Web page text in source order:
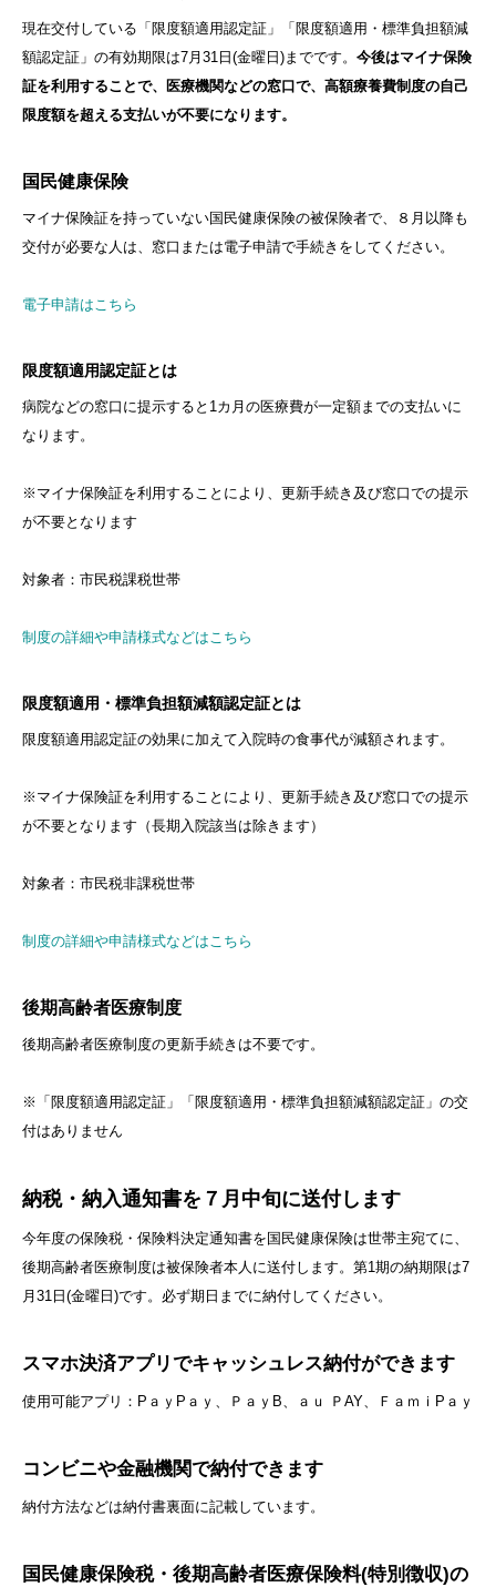
現在交付している「限度額適用認定証」「限度額適用・標準負担額減
額認定証」の有効期限は7月31日(金曜日)までです。 今後はマイナ保険
証を利用することで、医療機関などの窓口で、高額療養費制度の自己
限度額を超える支払いが不要になります。
国民健康保険
マイナ保険証を持っていない国民健康保険の被保険者で、８月以降も
交付が必要な人は、窓口または電子申請で手続きをしてください。
電子申請はこちら
限度額適用認定証とは
病院などの窓口に提示すると1カ月の医療費が一定額までの支払いに
なります。
※マイナ保険証を利用することにより、更新手続き及び窓口での提示
が不要となります
対象者：市民税課税世帯
制度の詳細や申請様式などはこちら
限度額適用・標準負担額減額認定証とは
限度額適用認定証の効果に加えて入院時の食事代が減額されます。
※マイナ保険証を利用することにより、更新手続き及び窓口での提示
が不要となります（長期入院該当は除きます）
対象者：市民税非課税世帯
制度の詳細や申請様式などはこちら
後期高齢者医療制度
後期高齢者医療制度の更新手続きは不要です。
※「限度額適用認定証」「限度額適用・標準負担額減額認定証」の交
付はありません
納税・納入通知書を７月中旬に送付します
今年度の保険税・保険料決定通知書を国民健康保険は世帯主宛てに、
後期高齢者医療制度は被保険者本人に送付します。第1期の納期限は7
月31日(金曜日)です。必ず期日までに納付してください。
スマホ決済アプリでキャッシュレス納付ができます
使用可能アプリ：PａｙPａｙ、ＰａｙB、ａｕ ＰAY、ＦａｍｉPａｙ
コンビニや金融機関で納付できます
納付方法などは納付書裏面に記載しています。
国民健康保険税・後期高齢者医療保険料(特別徴収)の